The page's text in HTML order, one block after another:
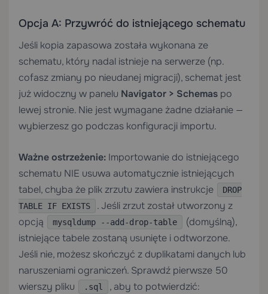
Opcja A: Przywróć do istniejącego schematu
Jeśli kopia zapasowa została wykonana ze
schematu, który nadal istnieje na serwerze (np.
cofasz zmiany po nieudanej migracji), schemat jest
już widoczny w panelu Navigator > Schemas po
lewej stronie. Nie jest wymagane żadne działanie —
wybierzesz go podczas konfiguracji importu.
Ważne ostrzeżenie: Importowanie do istniejącego
schematu NIE usuwa automatycznie istniejących
tabel, chyba że plik zrzutu zawiera instrukcje
DROP
TABLE IF EXISTS
. Jeśli zrzut został utworzony z
opcją
mysqldump --add-drop-table
(domyślną),
istniejące tabele zostaną usunięte i odtworzone.
Jeśli nie, możesz skończyć z duplikatami danych lub
naruszeniami ograniczeń. Sprawdź pierwsze 50
wierszy pliku
.sql , aby to potwierdzić: